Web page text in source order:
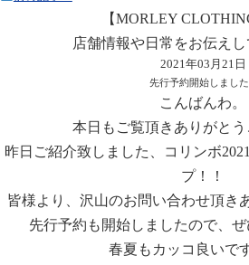
【MORLEY
店舗情報や日常をお伝えし
2021年03月21日
先行予約開始しまし
こんばんわ。
本日もご覧頂きありがとう
昨日ご紹介致しました、コリンボ
プ！！
皆様より、沢山のお問い合わせ頂き
先行予約も開始しましたので、ぜ
春夏もカッコ良いで